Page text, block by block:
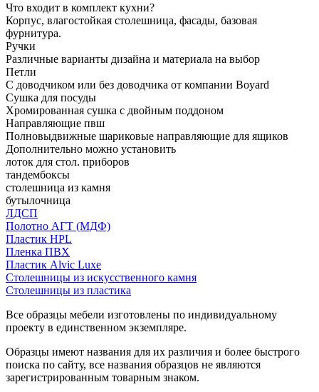
Что входит в комплект кухни?
Корпус, влагостойкая столешница, фасады, базовая
фурнитура.
Ручки
Различные варианты дизайна и материала на выбор
Петли
С доводчиком или без доводчика от компании Boyard
Сушка для посуды
Хромированная сушка с двойным поддоном
Направляющие пвш
Полновыдвижные шариковые направляющие для ящиков
Дополнительно можно установить
лоток для стол. приборов
тандембоксы
столешница из камня
бутылочница
ЛДСП
Полотно АГТ (МДФ)
Пластик HPL
Пленка ПВХ
Пластик Alvic Luxe
Столешницы из искусственного камня
Столешницы из пластика
Все образцы мебели изготовлены по индивидуальному
проекту в единственном экземпляре.
Образцы имеют названия для их различия и более быстрого
поиска по сайту, все названия образцов не являются
зарегистрированным товарным знаком.